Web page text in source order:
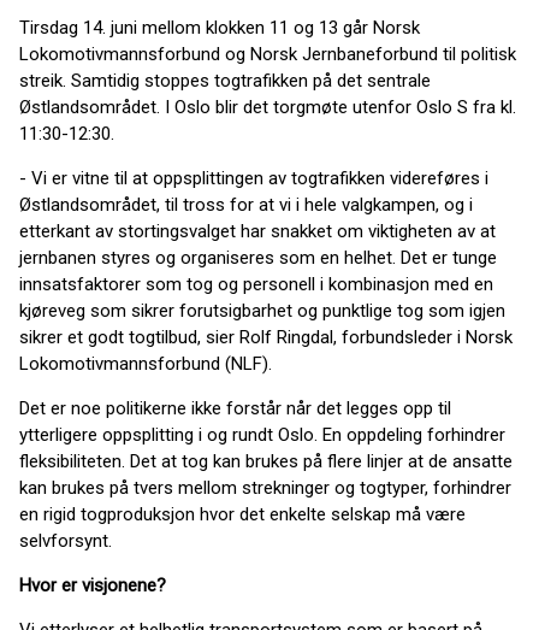
Tirsdag 14. juni mellom klokken 11 og 13 går Norsk
Lokomotivmannsforbund og Norsk Jernbaneforbund til politisk
streik. Samtidig stoppes togtrafikken på det sentrale
Østlandsområdet. I Oslo blir det torgmøte utenfor Oslo S fra kl.
11:30-12:30.
- Vi er vitne til at oppsplittingen av togtrafikken videreføres i
Østlandsområdet, til tross for at vi i hele valgkampen, og i
etterkant av stortingsvalget har snakket om viktigheten av at
jernbanen styres og organiseres som en helhet. Det er tunge
innsatsfaktorer som tog og personell i kombinasjon med en
kjøreveg som sikrer forutsigbarhet og punktlige tog som igjen
sikrer et godt togtilbud, sier Rolf Ringdal, forbundsleder i Norsk
Lokomotivmannsforbund (NLF).
Det er noe politikerne ikke forstår når det legges opp til
ytterligere oppsplitting i og rundt Oslo. En oppdeling forhindrer
fleksibiliteten. Det at tog kan brukes på flere linjer at de ansatte
kan brukes på tvers mellom strekninger og togtyper, forhindrer
en rigid togproduksjon hvor det enkelte selskap må være
selvforsynt.
Hvor er visjonene?